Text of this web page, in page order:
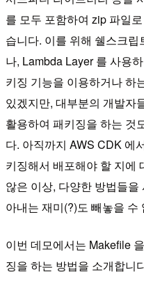
를 모두 포함하여 zip 파일
습니다. 이를 위해 쉘스크
나, Lambda Layer 를 사용
키징 기능을 이용하거나 하
있겠지만, 대부분의 개발자
활용하여 패키징을 하는 것
다. 아직까지 AWS CDK 에
키징해서 배포해야 할 지에
않은 이상, 다양한 방법들
아내는 재미(?)도 빼놓을 수
이번 데모에서는 Makefile
징을 하는 방법을 소개합니